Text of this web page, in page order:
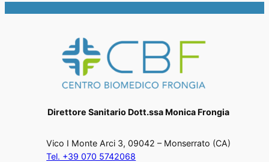
Direttore Sanitario Dott.ssa Monica Frongia
Vico I Monte Arci 3, 09042 – Monserrato (CA)
Tel. +39 070 5742068